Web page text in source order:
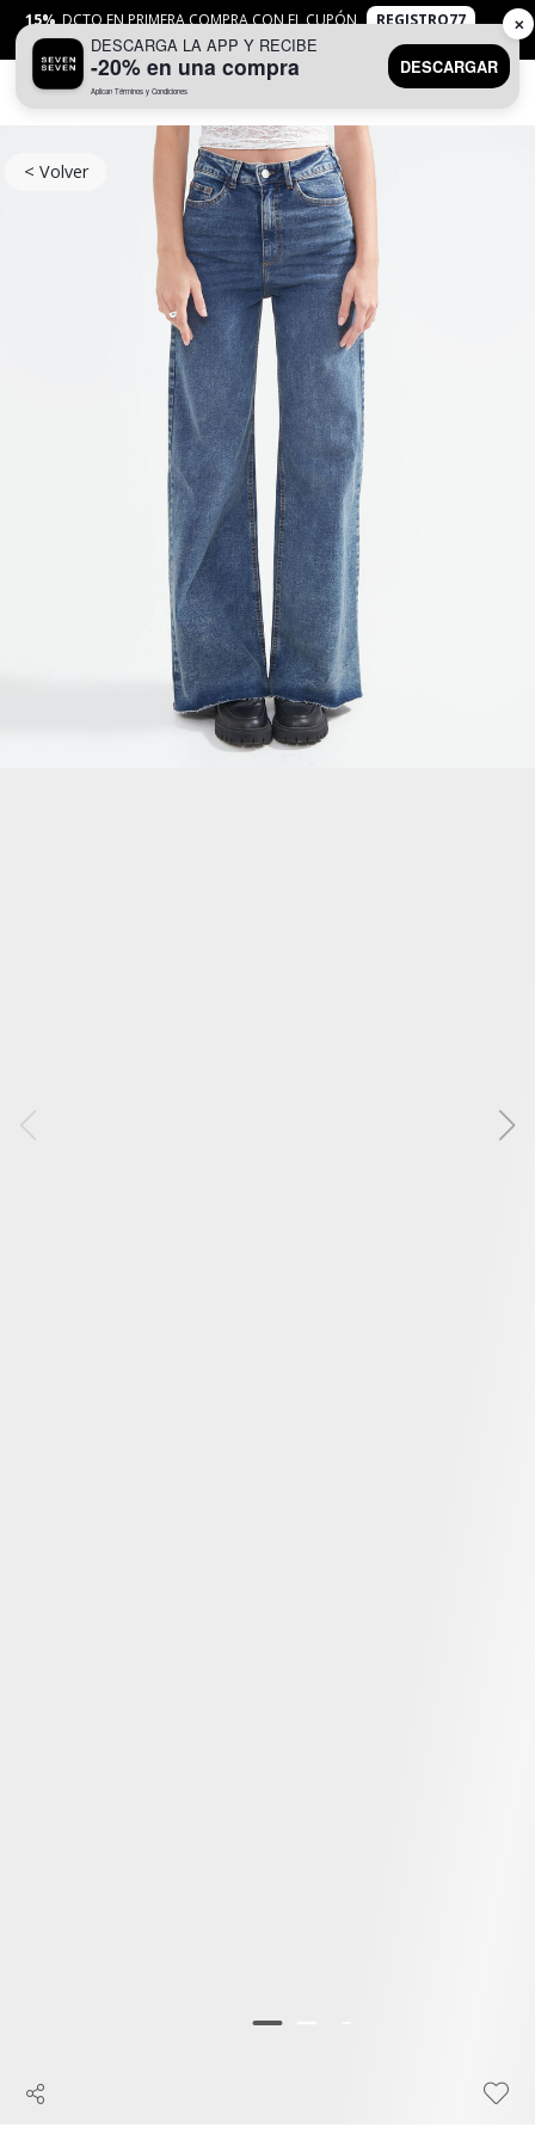
15% DCTO EN PRIMERA COMPRA CON EL CUPÓN
REGISTRO77
APLICANTYC
< Volver
DESCARGA LA APP Y RECIBE
-20% en una compra
Aplican Términos y Condiciones
DESCARGAR
✕